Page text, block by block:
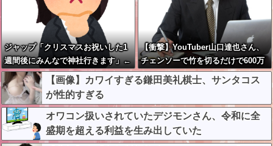
ジャップ「クリスマスお祝いした1
週間後にみんなで神社行きます」←
これ
【衝撃】YouTuber山口達也さん、
チェンソーで竹を切るだけで600万
再生を突破してしまう←正直、こう
言うのでいいんだよなw w w w w w
【画像】カワイすぎる鎌田美礼棋士、サンタコス
が性的すぎる
オワコン扱いされていたデジモンさん、令和に全
盛期を超える利益を生み出していた